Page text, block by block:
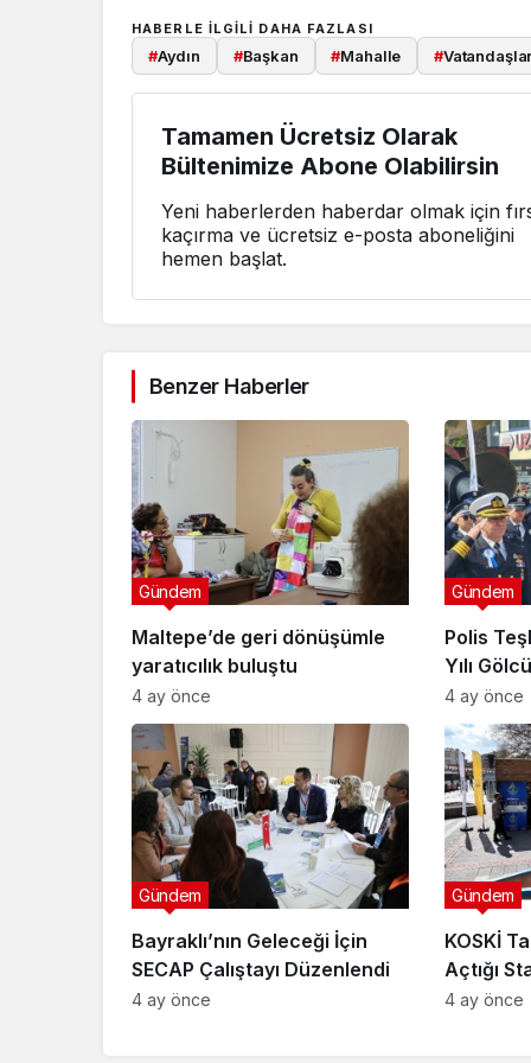
HABERLE ILGILI DAHA FAZLASI
#Aydın #Başkan #Mahalle #
Tamamen Ücretsiz Olarak
Bültenimize Abone Olabilirsin
Yeni haberlerden haberdar olmak için
kaçırma ve ücretsiz e-posta aboneliğini
hemen başlat.
Benzer Haberler
Maltepe’de geri dönüşümle
yaratıcılık buluştu
Gündem
4 ay önce
Polis
Yılı
Kutlandı
Gündem
4 ay önce
Bayraklı’nın Geleceği İçin
SECAP Çalıştayı Düzenlendi
Gündem
4 ay önce
KOSKİ
Açtığı
Gündem
4 ay önce